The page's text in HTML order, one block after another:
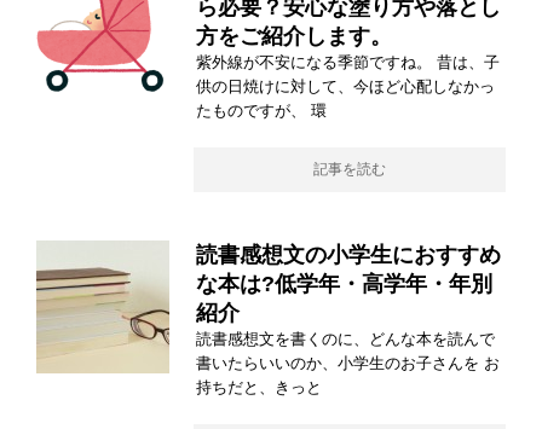
ら必要？安心な塗り方や落とし
方をご紹介します。
紫外線が不安になる季節ですね。 昔は、子
供の日焼けに対して、今ほど心配しなかっ
たものですが、 環
記事を読む
読書感想文の小学生におすすめ
な本は?低学年・高学年・年別
紹介
読書感想文を書くのに、どんな本を読んで
書いたらいいのか、小学生のお子さんを お
持ちだと、きっと